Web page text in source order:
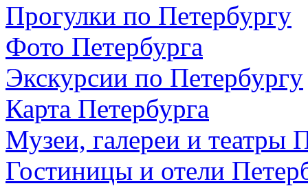
Прогулки по Петербургу
Фото Петербурга
Экскурсии по Петербургу
Карта Петербурга
Музеи, галереи и театры
Гостиницы и отели